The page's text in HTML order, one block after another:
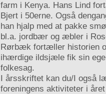
farm i Kenya. Hans Lind
Bjert i 50erne. Også
han hjalp med at pakke
bl.a. jordbær og æbler i
Rørbæk fortæller historien
ihærdige ildsjæle fik sin
folkesag.
I årsskriftet kan du/I også
foreningens aktiviteter i